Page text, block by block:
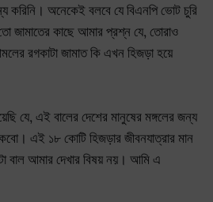
করিনি। অনেকেই বলবে যে বিএনপি ভোট চুরি
জামাতের কাছে আমার প্রশ্ন যে, তোরাও
রগকাটা জামাত কি এখন হিজড়া হয়ে
যে, এই বালের দেশের মানুষের মঙ্গলের জন্য
এই ১৮ কোটি হিজড়ার জীবনযাত্রার মান
বাল আমার দেখার বিষয় নয়। আমি এ